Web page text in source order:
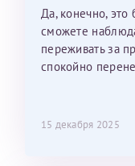
Да, конечно,
сможете
переживать за
спокойно
15 декабря 2025